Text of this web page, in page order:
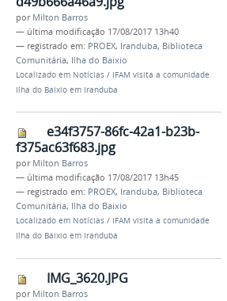
por Milton Barros
— última modificação 17/08/2017 13h40
— registrado em: PROEX, Iranduba, Biblioteca
Comunitária, Ilha do Baixio
Localizado em Notícias / IFAM visita a comunidade
Ilha do Baixio em Iranduba
e34f3757-86fc-42a1-b23b-
f375ac63f683.jpg
por Milton Barros
— última modificação 17/08/2017 13h45
— registrado em: PROEX, Iranduba, Biblioteca
Comunitária, Ilha do Baixio
Localizado em Notícias / IFAM visita a comunidade
Ilha do Baixio em Iranduba
IMG_3620.JPG
por Milton Barros